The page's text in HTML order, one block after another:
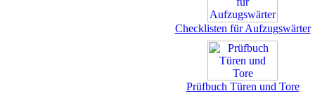
Checklisten für Aufzugswärter
Prüfbuch Türen und Tore